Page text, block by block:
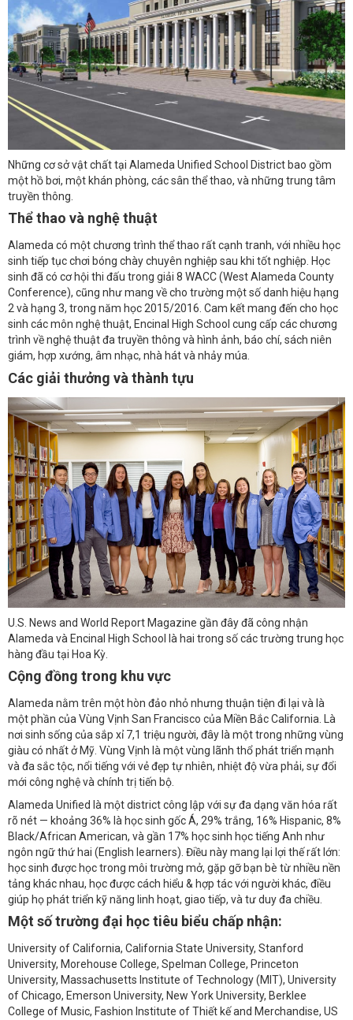
Những cơ sở vật chất tại Alameda Unified School District bao gồm
một hồ bơi, một khán phòng, các sân thể thao, và những trung tâm
truyền thông.
Thể thao và nghệ thuật
Alameda có một chương trình thể thao rất cạnh tranh, với nhiều học
sinh tiếp tục chơi bóng chày chuyên nghiệp sau khi tốt nghiệp. Học
sinh đã có cơ hội thi đấu trong giải 8 WACC (West Alameda County
Conference), cũng như mang về cho trường một số danh hiệu hạng
2 và hạng 3, trong năm học 2015/2016. Cam kết mang đến cho học
sinh các môn nghệ thuật, Encinal High School cung cấp các chương
trình về nghệ thuật đa truyền thông và hình ảnh, báo chí, sách niên
giám, hợp xướng, âm nhạc, nhà hát và nhảy múa.
Các giải thưởng và thành tựu
U.S. News and World Report Magazine gần đây đã công nhận
Alameda và Encinal High School là hai trong số các trường trung học
hàng đầu tại Hoa Kỳ.
Cộng đồng trong khu vực
Alameda nằm trên một hòn đảo nhỏ nhưng thuận tiện đi lại và là
một phần của Vùng Vịnh San Francisco của Miền Bắc California. Là
nơi sinh sống của sắp xỉ 7,1 triệu người, đây là một trong những vùng
giàu có nhất ở Mỹ. Vùng Vịnh là một vùng lãnh thổ phát triển mạnh
và đa sắc tộc, nổi tiếng với vẻ đẹp tự nhiên, nhiệt độ vừa phải, sự đổi
mới công nghệ và chính trị tiến bộ.
Alameda Unified là một district công lập với sự đa dạng văn hóa rất
rõ nét — khoảng 36% là học sinh gốc Á, 29% trắng, 16% Hispanic, 8%
Black/African American, và gần 17% học sinh học tiếng Anh như
ngôn ngữ thứ hai (English learners). Điều này mang lại lợi thế rất lớn:
học sinh được học trong môi trường mở, gặp gỡ bạn bè từ nhiều nền
tảng khác nhau, học được cách hiểu & hợp tác với người khác, điều
giúp họ phát triển kỹ năng linh hoạt, giao tiếp, và tư duy đa chiều.
Một số trường đại học tiêu biểu chấp nhận:
University of California, California State University, Stanford
University, Morehouse College, Spelman College, Princeton
University, Massachusetts Institute of Technology (MIT), University
of Chicago, Emerson University, New York University, Berklee
College of Music, Fashion Institute of Thiết kế and Merchandise, US